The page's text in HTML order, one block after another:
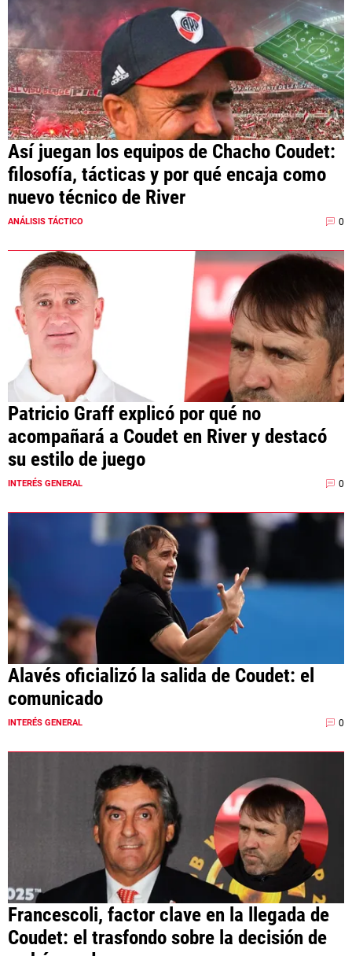
Así juegan los equipos de Chacho Coudet:
filosofía, tácticas y por qué encaja como
nuevo técnico de River
ANÁLISIS TÁCTICO 0
Patricio Graff explicó por qué no
acompañará a Coudet en River y destacó
su estilo de juego
INTERÉS GENERAL 0
Alavés oficializó la salida de Coudet: el
comunicado
INTERÉS GENERAL 0
Francescoli, factor clave en la llegada de
Coudet: el trasfondo sobre la decisión de